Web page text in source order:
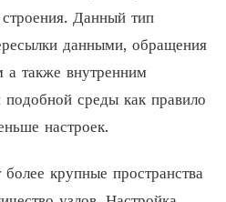
Данный тип
данными, обращения
а также внутренним
среды как правило
настроек.
крупные пространства